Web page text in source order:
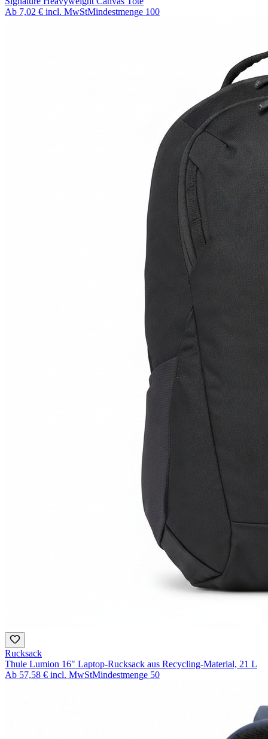
Ab 7,02 € incl. MwStMindestmenge 100
Rucksack
Thule Lumion 16" Laptop-Rucksack aus Recycling-Material, 21 L
Ab 57,58 € incl. MwStMindestmenge 50